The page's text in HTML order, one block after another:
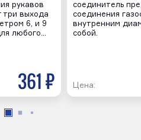
рукавов
три выхода
6, и 9
любого…
361 р
соединитель
соединения
внутренним
собой.
Цена: